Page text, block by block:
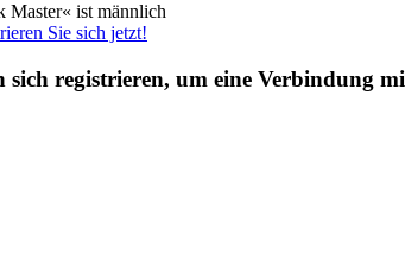
Master« ist männlich
Sie sich jetzt!
sich registrieren, um eine Verbindung